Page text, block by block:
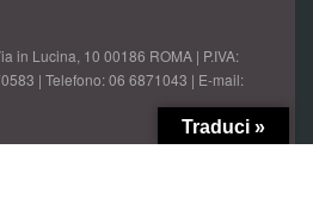
in Lucina, 10 00186 ROMA | P.IVA:
| Telefono: 06 6871043 | E-mail:
Traduci »